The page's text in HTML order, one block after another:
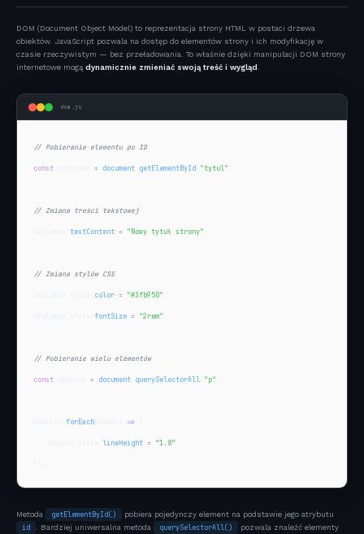
DOM (Document Object Model) to reprezentacja strony HTML w postaci drzewa
obiektów. JavaScript pozwala na dostęp do elementów strony i ich modyfikację w
czasie rzeczywistym — bez przeładowania. To właśnie dzięki manipulacji DOM strony
internetowe mogą dynamicznie zmieniać swoją treść i wygląd
dom.js
// Pobieranie elementu po ID
const = document getElementById "tytul"
// Zmiana treści tekstowej
textContent = "Nowy tytuł strony"
// Zmiana stylów CSS
color = "#3fb950"
fontSize = "2rem"
// Pobieranie wielu elementów
const = document querySelectorAll "p"
forEach =>
lineHeight = "1.8"
Metoda getElementById() pobiera pojedynczy element na podstawie jego atrybutu
id . Bardziej uniwersalna metoda querySelectorAll() pozwala znaleźć elementy